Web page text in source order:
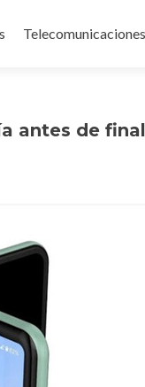
Telecomunicaciones
antes de